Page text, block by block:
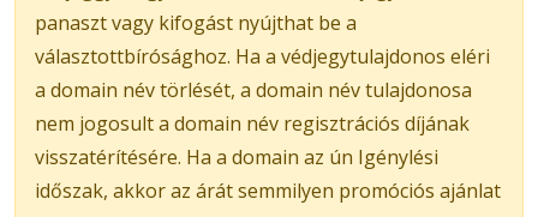
panaszt vagy kifogást nyújthat be a
választottbírósághoz. Ha a védjegytulajdonos eléri
a domain név törlését, a domain név tulajdonosa
nem jogosult a domain név regisztrációs díjának
visszatérítésére. Ha a domain az ún Igénylési
időszak, akkor az árát semmilyen promóciós ajánlat